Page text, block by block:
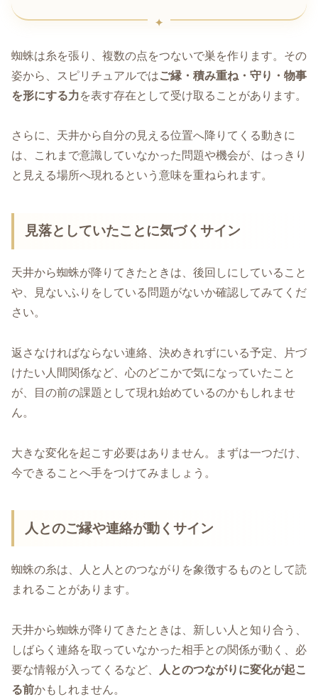
蜘蛛は糸を張り、複数の点をつないで巣を作ります。その
姿から、スピリチュアルではご縁・積み重ね・守り・物事
を形にする力を表す存在として受け取ることがあります。
さらに、天井から自分の見える位置へ降りてくる動きに
は、これまで意識していなかった問題や機会が、はっきり
と見える場所へ現れるという意味を重ねられます。
見落としていたことに気づくサイン
天井から蜘蛛が降りてきたときは、後回しにしていること
や、見ないふりをしている問題がないか確認してみてくだ
さい。
返さなければならない連絡、決めきれずにいる予定、片づ
けたい人間関係など、心のどこかで気になっていたこと
が、目の前の課題として現れ始めているのかもしれませ
ん。
大きな変化を起こす必要はありません。まずは一つだけ、
今できることへ手をつけてみましょう。
人とのご縁や連絡が動くサイン
蜘蛛の糸は、人と人とのつながりを象徴するものとして読
まれることがあります。
天井から蜘蛛が降りてきたときは、新しい人と知り合う、
しばらく連絡を取っていなかった相手との関係が動く、必
要な情報が入ってくるなど、
人とのつながりに変化が起こ
る前かもしれません。